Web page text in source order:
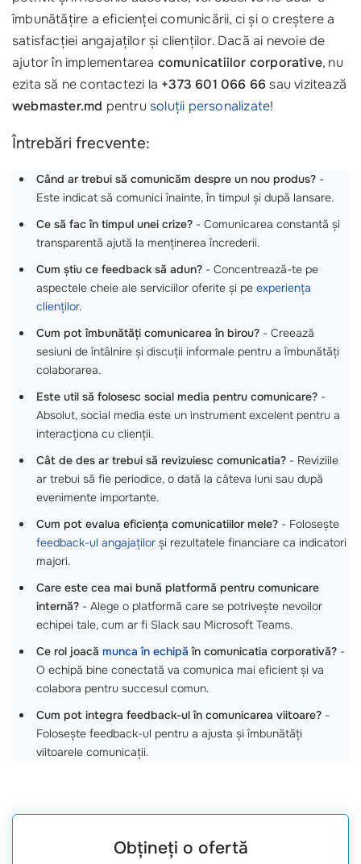
îmbunătățire a eficienței comunicării, ci și o creștere a
satisfacției angajaților și clienților. Dacă ai nevoie de
ajutor în implementarea comunicatiilor corporative, nu
ezita să ne contactezi la +373 601 066 66sau vizitează
webmaster.md pentrusoluții personalizate!
Întrebări frecvente:
Când ar trebui să comunicăm despre un nou produs? -
Este indicat să comunici înainte, în timpul și după lansare.
Ce să fac în timpul unei crize? - Comunicarea constantă și
transparentă ajută la menținerea încrederii.
Cum știu ce feedback să adun? - Concentrează-te pe
aspectele cheie ale serviciilor oferite și pe experiența
clienților.
Cum pot îmbunătăți comunicarea în birou? - Creează
sesiuni de întâlnire și discuții informale pentru a îmbunătăți
colaborarea.
Este util să folosesc social media pentru comunicare? -
Absolut, social media este un instrument excelent pentru a
interacționa cu clienții.
Cât de des ar trebui să revizuiesc comunicatia? - Reviziile
ar trebui să fie periodice, o dată la câteva luni sau după
evenimente importante.
Cum pot evalua eficiența comunicatiilor mele? - Folosește
feedback-ul angajaților și rezultatele financiare ca indicatori
majori.
Care este cea mai bună platformă pentru comunicare
internă? - Alege o platformă care se potrivește nevoilor
echipei tale, cum ar fi Slack sau Microsoft Teams.
Ce rol joacă munca în echipă în comunicatia corporativă? -
O echipă bine conectată va comunica mai eficient și va
colabora pentru succesul comun.
Cum pot integra feedback-ul în comunicarea viitoare? -
Folosește feedback-ul pentru a ajusta și îmbunătăți
viitoarele comunicații.
Obțineți o ofertă